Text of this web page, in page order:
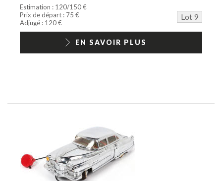
Estimation : 120/150 €
Prix de départ : 75 €
Lot 9
Adjugé : 120 €
EN SAVOIR PLUS